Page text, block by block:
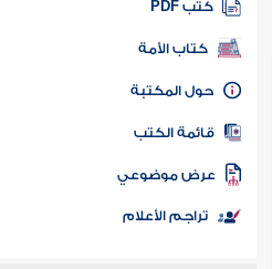
كتب PDF
كتاب الأمة
المكتبة
الكتب
موضوعي